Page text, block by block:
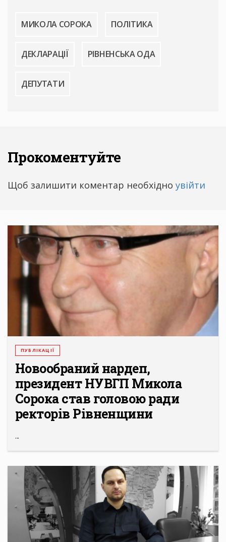
МИКОЛА СОРОКА ПОЛІТИКА
ДЕКЛАРАЦІЇ РІВНЕНСЬКА ОДА
ДЕПУТАТИ
Прокоментуйте
Щоб залишити коментар необхідно увійти
ПУБЛІКАЦІЇ
Новообраний нардеп,
президент НУВГП Микола
Сорока став головою ради
ректорів Рівненщини
...